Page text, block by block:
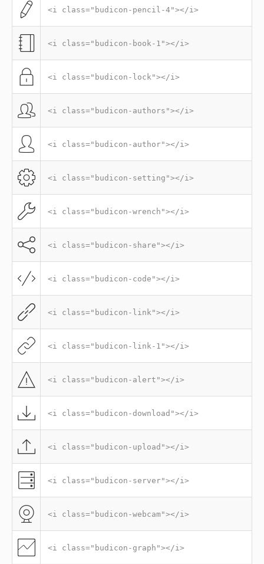
<i class="budicon-pencil-4"></i>
<i class="budicon-book-1"></i>
<i class="budicon-lock"></i>
<i class="budicon-authors"></i>
<i class="budicon-author"></i>
<i class="budicon-setting"></i>
<i class="budicon-wrench"></i>
<i class="budicon-share"></i>
<i class="budicon-code"></i>
<i class="budicon-link"></i>
<i class="budicon-link-1"></i>
<i class="budicon-alert"></i>
<i class="budicon-download"></i>
<i class="budicon-upload"></i>
<i class="budicon-server"></i>
<i class="budicon-webcam"></i>
<i class="budicon-graph"></i>